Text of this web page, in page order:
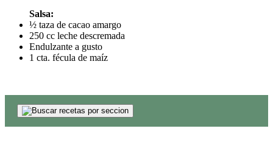
Salsa:
½ taza de cacao amargo
250 cc leche descremada
Endulzante a gusto
1 cta. fécula de maíz